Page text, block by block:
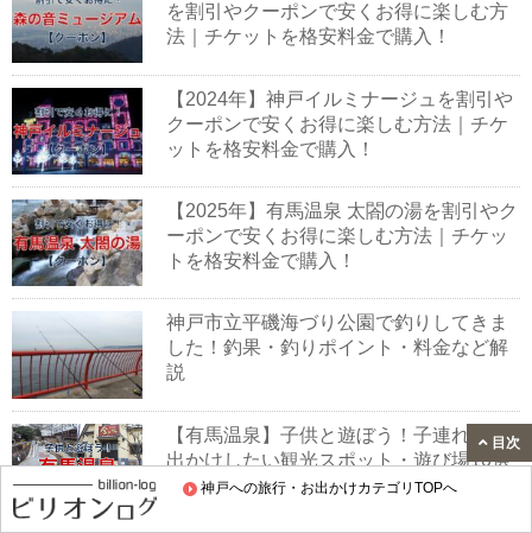
神戸への旅行・お出かけカテゴリTOPへ
を割引やクーポンで安くお得に楽しむ方
法｜チケットを格安料金で購入！
【2024年】神戸イルミナージュを割引や
クーポンで安くお得に楽しむ方法｜チケ
ットを格安料金で購入！
【2025年】有馬温泉 太閤の湯を割引やク
ーポンで安くお得に楽しむ方法｜チケッ
トを格安料金で購入！
神戸市立平磯海づり公園で釣りしてきま
した！釣果・釣りポイント・料金など解
説
【有馬温泉】子供と遊ぼう！子連れでお
出かけしたい観光スポット・遊び場10選
目次